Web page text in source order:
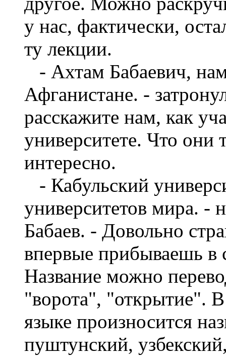
у нас, фактически,
ту лекции.
- Ахтам Бабаевич,
Афганистане. -
расскажите нам, как
университете. Что они
интересно.
- Кабульский
университетов мира. -
Бабаев. - Довольно
впервые прибываешь в
Название можно
"ворота", "открытие". В
языке произносится
пуштунский,